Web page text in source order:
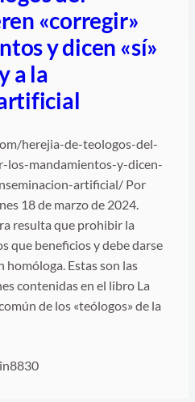
«corregir»
y dicen «sí»
a la
herejia-de-teologos-del-
los-mandamientos-y-dicen-
artificial/ Por
18 de marzo de 2024.
resulta que prohibir la
que beneficios y debe darse
homóloga. Estas son las
contenidas en el libro La
de los «teólogos» de la